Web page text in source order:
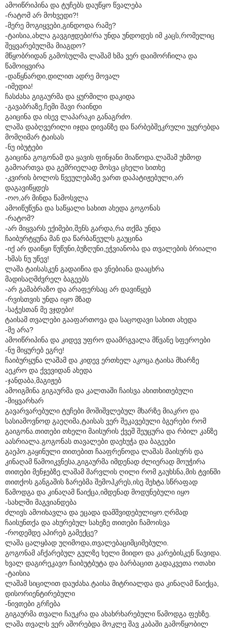
ამოიწრიპინა და ტუჩებს დაუწყო წვალება
-რატომ არ მოხვედი?!
-მერე მოგიყვები,გინდოდა რამე?
-ტაისია,ახლა გავგიჟდები!რა უნდა უნდოდეს იმ კაცს,რომელიც
შეყვარებულმა მიაგდო?
მწყობრიდან გამოსულმა ლაშამ ხმა ვერ დაიმორჩილა და
წამოიყვირა
-დაწყნარდი,დილით ადრე მოვალ
-იმედია!
ჩასძახა გიგაურმა და ყურმილი დაკიდა
-გავაბრაზე,ჩემი შავი რაინდი
გაიცინა და ისევ ლაპარაკი განაგრძო.
ლაშა დაბღვერილი იჯდა დივანზე და წარბებშეკრული უყურებდა
მომღიმარ ტაისას
-ნუ იბუტები
გაიცინა გოგონამ და ყავის ფინჯანი მიაწოდა.ლაშამ უხმოდ
გამოართვა და გემრიელად მოსვა ცხელი სითხე
-კვირის ბოლოს წვეულებაზე ვართ დაპატიჟებული,არ
დაგავიწყდეს
-ოო,არ მინდა წამოსვლა
ამოიწუწუნა და საწყალი სახით ახედა გოგონას
-რატომ?
-არ მიყვარს ექიმები,შენს გარდა,რა თქმა უნდა
ჩაიბურტყუნა მან და წარბაწეულს გაუცინა
-იქ არ დაიწყი წუწუნი,ბუზღუნი,ეჭვიანობა და თვალების ბრიალი
-ხმას ნუ უწევ!
ლაშა ტაისასკენ გადაიწია და ვნებიანა დააცხრა
მადისაღმძვრელ ბაგეებს
-არ გამაბრაზო და არაფერსაც არ დავიწყებ
-რვისთვის უნდა იყო მზად
-საჭესთან მე ვჯდები!
ტაისამ თვალები გააფართოვა და საცოდავი სახით ახედა
-მე არა?
ამოიწრიპინა და კიდევ უფრო დაამრგვალა მწვანე სფეროები
-ნუ მიყურებ ეგრე!
ჩაიბურყუნა ლაშამ და კიდევ ერთხელ აკოცა.ტაისა მხარზე
აეკრო და ქვევიდან ახედა
-ჯანდაბა,მაგიჟებ
ამოიგმინა გიგაურმა და კალთაში ჩაისვა ახითხითებული
-მიყვარხარ
გავარვარებული ტუჩები მოშიშვლებულ მხარზე მიაკრო და
სასიამოვნოდ გაეღიმა,ტაისას ვერ შეკავებული ბგერები რომ
გაიგონა.თითები თხელი მაისურის ქვეშ შეუცურა და რბილ კანზე
აასრიალა.გოგონას თავალები დაეხუჭა და ბაგეები
გაეპო.გაყინული თითებით ჩააფრენოდა ლაშას მაისურს და
კინაღამ წამოიკვნესა,გიგაურმა იმდენად ძლიერად მოუჭირა
თითები მენჯებზე.ლაშამ შარვლის ღილი რომ გაუხსნა,მის ტვინში
თითქოს განგაშის ზარებმა შემოჰკრეს,ისე შეხტა.სწრაფად
წამოდგა და კინაღამ წაიქცა,იმდენად მოდუნებული იყო
-სახლში მაგვიანდება
ძლივს ამოიხავლა და ეცადა დამშვიდებულიყო.ღრმად
ჩაისუნთქა და ახურებულ სახეზე თითები ჩამოისვა
-როდემდე აპირებ გამექცე?
ლაშა ცალყბად უღიმოდა,თვალებაციმციმებული.
გოგონამ აჩქარებულ გულზე ხელი მიიდო და კარებისკენ წავიდა.
ხვალ დაგირეკავო ჩაიბუტბუტა და ბარბაცით გადაკვეთა ოთახი
-ტაისია
ლაშამ სიცილით დაუძახა.ტაისა მიტრიალდა და კინაღამ წაიქცა,
დისორიენტირებული
-ნივთები გრჩება
გიგაურმა თვალი ჩაუკრა და ახახრხარებული წამოდგა ფეხზე.
ლაშა თვალს ვერ აშორებდა მოკლე შავ კაბაში გამოწყობილ